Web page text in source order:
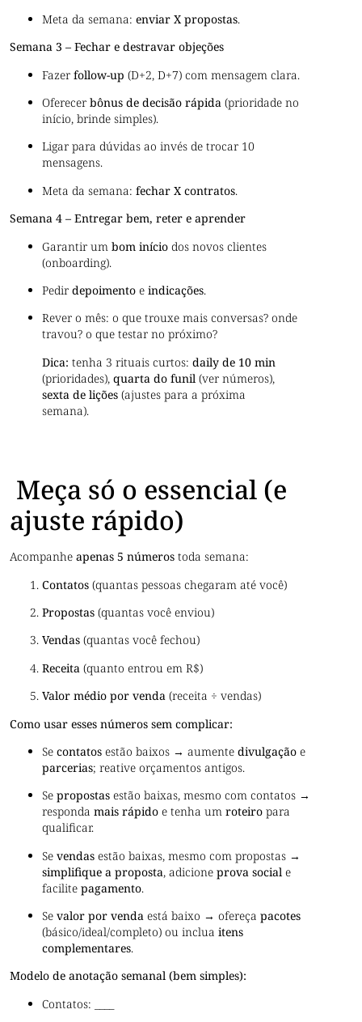
Meta da semana:enviar X propostas.
Semana 3 – Fechar e destravar objeções
Fazerfollow-up (D+2, D+7) com mensagem clara.
Oferecerbônus de decisão rápida (prioridade no
início, brinde simples).
Ligar para dúvidas ao invés de trocar 10
mensagens.
Meta da semana:fechar X contratos.
Semana 4 – Entregar bem, reter e aprender
Garantir umbom início dos novos clientes
(onboarding).
Pedirdepoimento eindicações.
Rever o mês: o que trouxe mais conversas? onde
travou? o que testar no próximo?
Dica: tenha 3 rituais curtos:daily de 10 min
(prioridades),quarta do funil (ver números),
sexta de lições (ajustes para a próxima
semana).
Meça só o essencial (e
ajuste rápido)
Acompanheapenas 5 números toda semana:
Contatos (quantas pessoas chegaram até você)
Propostas (quantas você enviou)
Vendas (quantas você fechou)
Receita (quanto entrou em R$)
Valor médio por venda (receita ÷ vendas)
Como usar esses números sem complicar:
Secontatos estão baixos → aumentedivulgação e
parcerias; reative orçamentos antigos.
Sepropostas estão baixas, mesmo com contatos →
respondamais rápido e tenha umroteiro para
qualificar.
Sevendas estão baixas, mesmo com propostas →
simplifique a proposta, adicioneprova social e
facilitepagamento.
Sevalor por venda está baixo → ofereçapacotes
(básico/ideal/completo) ou incluaitens
complementares.
Modelo de anotação semanal (bem simples):
Contatos: ____